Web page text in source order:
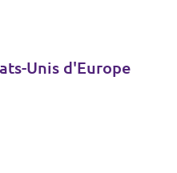
Unis d'Europe